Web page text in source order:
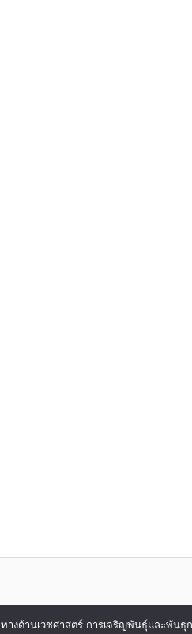
ด้านเวชศาสตร์ การเจริญพันธุ์และพัน